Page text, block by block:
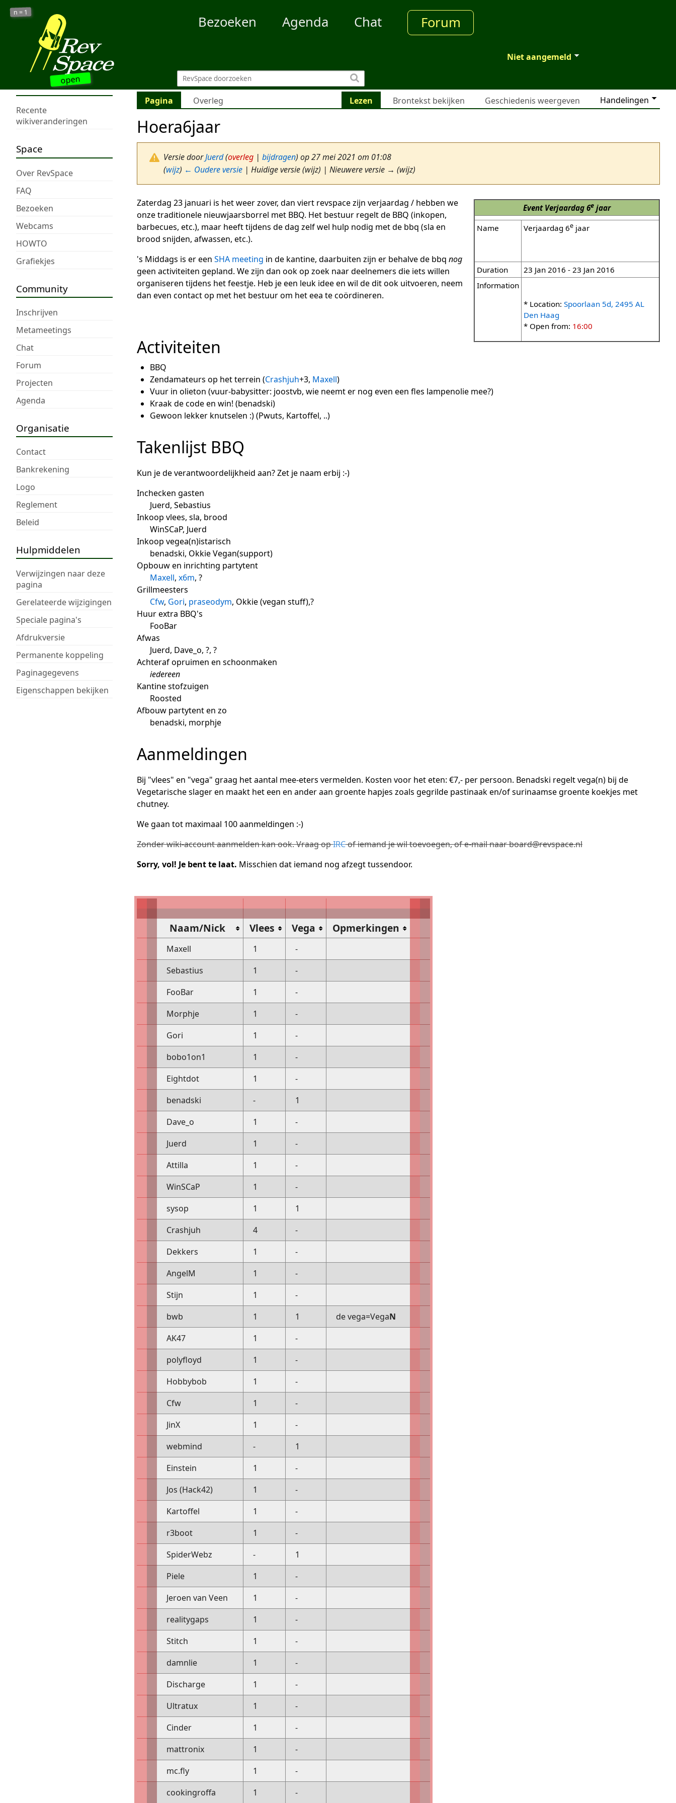
open
n = 1
Bezoeken Agenda Chat Forum
Niet aangemeld
Recente
wikiveranderingen
Space
Over RevSpace
FAQ
Bezoeken
Webcams
HOWTO
Grafiekjes
Community
Inschrijven
Metameetings
Chat
Forum
Projecten
Agenda
Organisatie
Contact
Bankrekening
Logo
Reglement
Beleid
Hulpmiddelen
Verwijzingen naar deze
pagina
Gerelateerde wijzigingen
Speciale pagina's
Afdrukversie
Permanente koppeling
Paginagegevens
Eigenschappen bekijken
Pagina Overleg Handelingen
Lezen Brontekst bekijken Geschiedenis weergeven
Hoera6jaar
Versie doorJuerd(overleg | bijdragen) op 27 mei 2021 om 01:08
(wijz) ← Oudere versie | Huidige versie (wijz) | Nieuwere versie → (wijz)
Event Verjaardag 6e jaar
Name
Verjaardag 6e jaar
Duration
23 Jan 2016 - 23 Jan 2016
Information
* Location: Spoorlaan 5d, 2495 AL
Den Haag
* Open from: 16:00
Zaterdag 23 januari is het weer zover, dan viert revspace zijn verjaardag / hebben we
onze traditionele nieuwjaarsborrel met BBQ. Het bestuur regelt de BBQ (inkopen,
barbecues, etc.), maar heeft tijdens de dag zelf wel hulp nodig met de bbq (sla en
brood snijden, afwassen, etc.).
's Middags is er een SHA meeting in de kantine, daarbuiten zijn er behalve de bbq nog
geen activiteiten gepland. We zijn dan ook op zoek naar deelnemers die iets willen
organiseren tijdens het feestje. Heb je een leuk idee en wil de dit ook uitvoeren, neem
dan even contact op met het bestuur om het eea te coördineren.
Activiteiten
BBQ
Zendamateurs op het terrein (Crashjuh+3, Maxell)
Vuur in olieton (vuur-babysitter: joostvb, wie neemt er nog even een fles lampenolie mee?)
Kraak de code en win! (benadski)
Gewoon lekker knutselen :) (Pwuts, Kartoffel, ..)
Takenlijst BBQ
Kun je de verantwoordelijkheid aan? Zet je naam erbij :-)
Inchecken gasten
Juerd, Sebastius
Inkoop vlees, sla, brood
WinSCaP, Juerd
Inkoop vegea(n)istarisch
benadski, Okkie Vegan(support)
Opbouw en inrichting partytent
Maxell, x6m, ?
Grillmeesters
Cfw, Gori, praseodym, Okkie (vegan stuff),?
Huur extra BBQ's
FooBar
Afwas
Juerd, Dave_o, ?, ?
Achteraf opruimen en schoonmaken
iedereen
Kantine stofzuigen
Roosted
Afbouw partytent en zo
benadski, morphje
Aanmeldingen
Bij "vlees" en "vega" graag het aantal mee-eters vermelden. Kosten voor het eten: €7,- per persoon. Benadski regelt vega(n) bij de
Vegetarische slager en maakt het een en ander aan groente hapjes zoals gegrilde pastinaak en/of surinaamse groente koekjes met
chutney.
We gaan tot maximaal 100 aanmeldingen :-)
Zonder wiki-account aanmelden kan ook. Vraag opIRCof iemand je wil toevoegen, of e-mail naar board@revspace.nl
Sorry, vol! Je bent te laat. Misschien dat iemand nog afzegt tussendoor.
Naam/Nick Vlees Vega Opmerkingen
Maxell 1
-
Sebastius
1
-
FooBar
1
-
Morphje
1
-
Gori
1
-
bobo1on1
1
-
Eightdot
1
-
benadski
-
1
Dave_o
1
-
Juerd
1
-
Attilla
1
-
WinSCaP
1
-
sysop
1
1
Crashjuh
4
-
Dekkers
1
-
AngelM
1
-
Stijn
1
-
bwb
1 1 de vega=VegaN
AK47
1
-
polyfloyd
1
-
Hobbybob
1
-
Cfw
1
-
JinX
1
-
webmind
-
1
Einstein
1
-
Jos (Hack42)
1
-
Kartoffel
1
-
r3boot
1
-
SpiderWebz
-
1
Piele
1
-
Jeroen van Veen
1
-
realitygaps
1
-
Stitch
1
-
damnlie
1
-
Discharge
1
-
Ultratux
1
-
Cinder
1
-
mattronix
1
-
mc.fly
1
-
cookingroffa
1 -